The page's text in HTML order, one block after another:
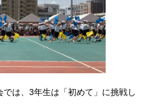
は、3年生は「初めて」に挑戦し